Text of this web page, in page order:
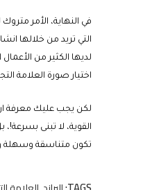
في النهاية، الأمر
التي تريد من خلالها
لديها الكثير من
اختيار صورة العلامة
لكن يجب عليك معرفة
القوية، لا تبنى بسرعة!،
تكون متناسقة